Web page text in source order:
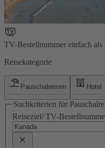
TV-Bestellnummer einfach als
Reisekategorie
Pauschalreisen Hotel
Suchkriterien für
Reiseziel/ TV-